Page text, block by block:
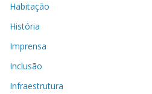
Habitação
História
Imprensa
Inclusão
Infraestrutura